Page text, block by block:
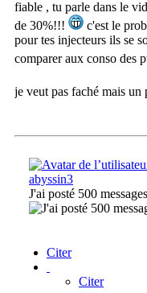
fiable , tu parle dans le
de 30%!!!
c'est le
pour tes injecteurs ils se
comparer aux conso des
je veut pas faché mais un
abyssin3
J'ai posté 500
Citer
Citer